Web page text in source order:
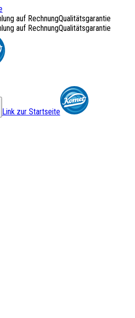
auf RechnungQualitätsgarantie
auf RechnungQualitätsgarantie
Link zur Startseite